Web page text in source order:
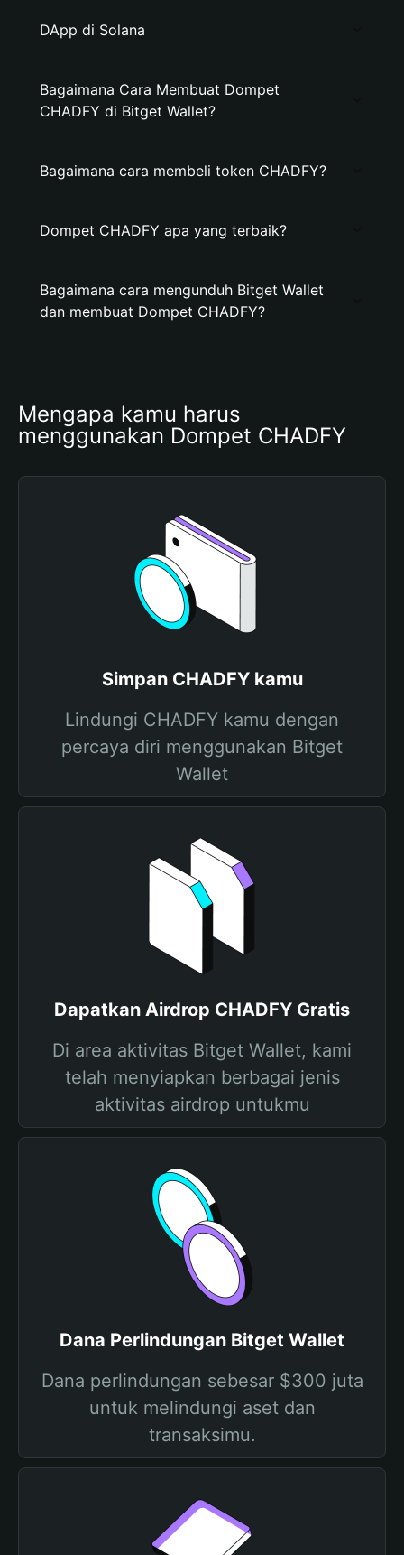
DApp di Solana
Bagaimana Cara Membuat Dompet
CHADFY di Bitget Wallet?
Bagaimana cara membeli token CHADFY?
Dompet CHADFY apa yang terbaik?
Bagaimana cara mengunduh Bitget Wallet
dan membuat Dompet CHADFY?
Mengapa kamu harus
menggunakan Dompet CHADFY
Simpan CHADFY kamu
Lindungi CHADFY kamu dengan
percaya diri menggunakan Bitget
Wallet
Dapatkan Airdrop CHADFY Gratis
Di area aktivitas Bitget Wallet, kami
telah menyiapkan berbagai jenis
aktivitas airdrop untukmu
Dana Perlindungan Bitget Wallet
Dana perlindungan sebesar $300 juta
untuk melindungi aset dan
transaksimu.